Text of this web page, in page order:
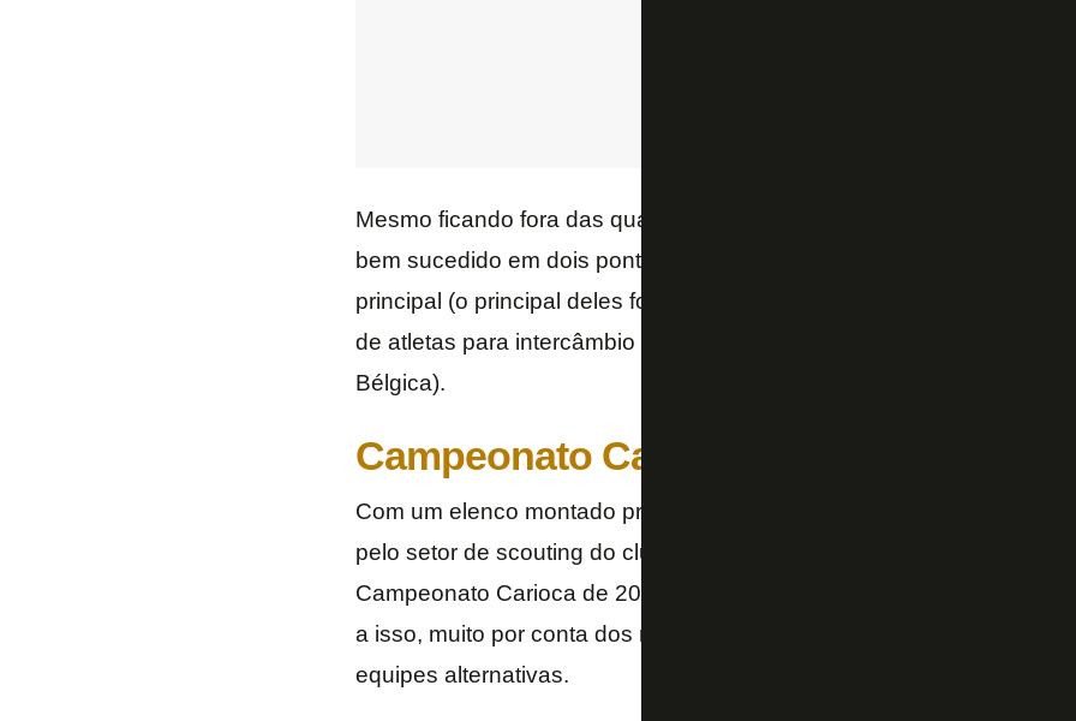
Mesmo ficando fora das quartas de final, a avaliação interna é de
bem sucedido em dois pontos fundamentais: o aproveitamento de
principal (o principal deles foi Jeffinho, hoje titular com Luís Castro) e
de atletas para intercâmbio (Juninho, Ênio e Rikelmi foram para o
Bélgica).
Campeonato Carioca
Com um elenco montado praticamente do zero e hoje com diversas
pelo setor de scouting do clube, o Botafogo B deve ser utilizado nas
Campeonato Carioca de 2023. O martelo, no entanto, ainda não
a isso, muito por conta dos regulamentos que costumam “proibir” os
equipes alternativas.